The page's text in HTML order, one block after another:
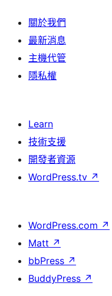
關於我們
最新消息
主機代管
隱私權
Learn
技術支援
開發者資源
WordPress.tv ↗
WordPress.com ↗
Matt ↗
bbPress ↗
BuddyPress ↗